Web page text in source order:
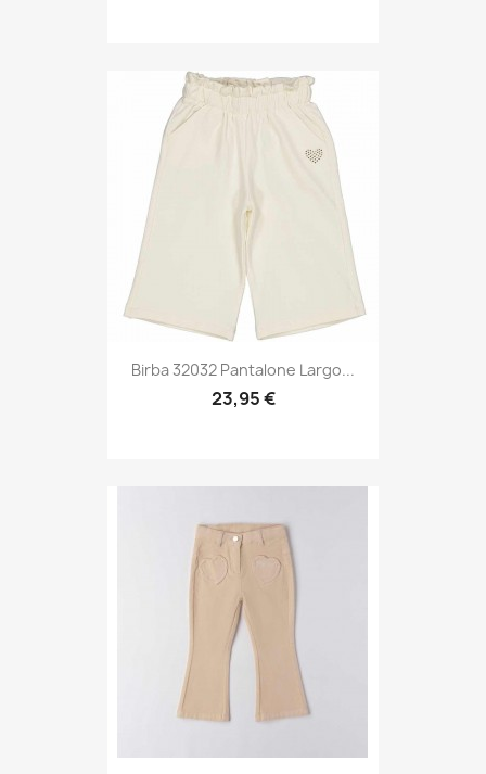
Birba 32032 Pantalone Largo...
23,95 €